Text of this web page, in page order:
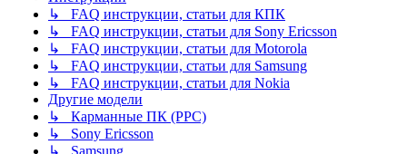
↳ FAQ инструкции, статьи для КПК
↳ FAQ инструкции, статьи для Sony Ericsson
↳ FAQ инструкции, статьи для Motorola
↳ FAQ инструкции, статьи для Samsung
↳ FAQ инструкции, статьи для Nokia
Другие модели
↳ Карманные ПК (PPC)
↳ Sony Ericsson
↳ Samsung